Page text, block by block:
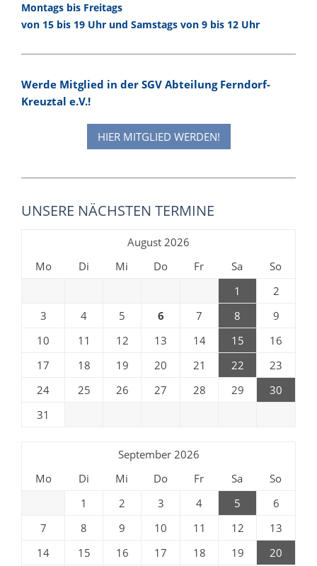
Montags bis Freitags
von 15 bis 19 Uhr und Samstags von 9 bis 12 Uhr
Werde Mitglied in der SGV Abteilung Ferndorf-
Kreuztal e.V.!
HIER MITGLIED WERDEN!
UNSERE NÄCHSTEN TERMINE
August 2026
Mo
Di Mi Do Fr Sa
So
1
2
3
4 5 6 7 8
9
10
11 12 13 14 15
16
17
18 19 20 21 22
23
24
25 26 27 28 29
30
31
September 2026
Mo
Di Mi Do Fr Sa
So
1
2 3 4 5
6
7
8 9 10 11 12
13
14
15 16 17 18 19
20